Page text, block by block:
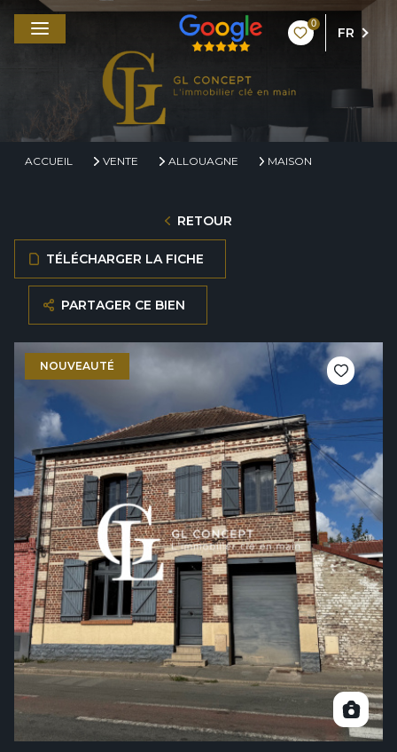
0
FR
ACCUEIL VENTE ALLOUAGNE MAISON
RETOUR
TÉLÉCHARGER LA FICHE
PARTAGER CE BIEN
NOUVEAUTÉ